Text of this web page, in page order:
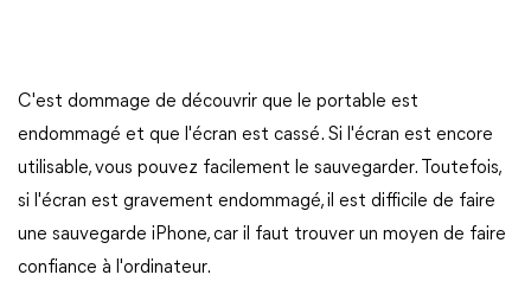
C'est dommage de découvrir que le portable est
endommagé et que l'écran est cassé. Si l'écran est encore
utilisable, vous pouvez facilement le sauvegarder. Toutefois,
si l'écran est gravement endommagé, il est difficile de faire
une sauvegarde iPhone, car il faut trouver un moyen de faire
confiance à l'ordinateur.